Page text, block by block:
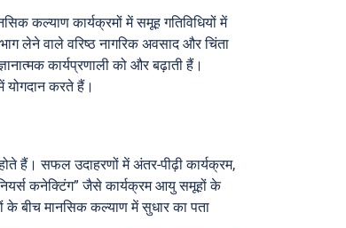
कल्याण कार्यक्रमों में समूह गतिविधियों में
लेने वाले वरिष्ठ नागरिक अवसाद और चिंता
कार्यप्रणाली को और बढ़ाती हैं।
करते हैं।
हैं। सफल उदाहरणों में अंतर-पीढ़ी कार्यक्रम,
कनेक्टिंग” जैसे कार्यक्रम आयु समूहों के
के बीच मानसिक कल्याण में सुधार का पता